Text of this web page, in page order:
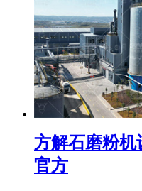
方解石磨粉机
官方